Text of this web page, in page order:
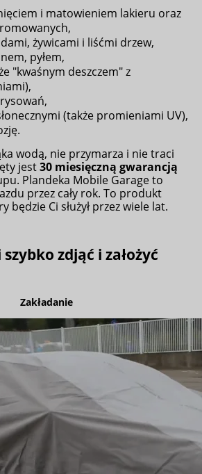
i matowieniem lakieru oraz
żywicami i liśćmi drzew,
pyłem,
"kwaśnym deszczem" z
(także promieniami UV),
wodą, nie przymarza i nie traci
jest30 miesięczną gwarancją
Plandeka Mobile Garage to
przez cały rok. To produkt
będzie Ci służył przez wiele lat.
zdjąć i założyć
Zakładanie